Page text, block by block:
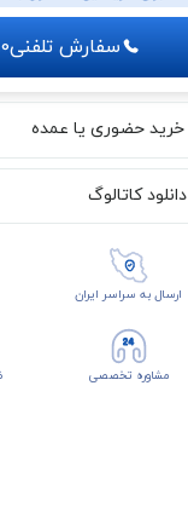
سفارش تلفنی
خرید حضوری یا عمده
دانلود کاتالوگ
ارسال به سراسر ایران
مشاوره تخصصی